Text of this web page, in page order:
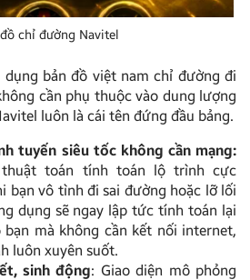
chỉ đường Navitel
bản đồ việt nam chỉ đường đi
cần phụ thuộc vào dung lượng
luôn là cái tên đứng đầu bảng.
tuyến siêu tốc không cần mạng:
toán tính toán lộ trình cực
bạn vô tình đi sai đường hoặc lỡ lối
dụng sẽ ngay lập tức tính toán lại
mà không cần kết nối internet,
luôn xuyên suốt.
sinh động: Giao diện mô phỏng